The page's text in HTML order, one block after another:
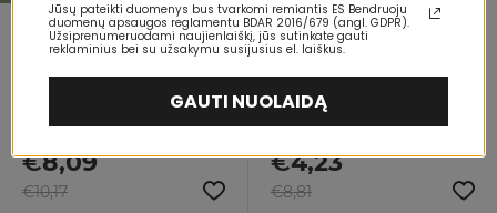
Jigott Collagen Ultimate Real
Collagen Cream, 150 ml
€8,09
€10,17
VT COSMETICS CICA Spot Patch
€4,23
€8,81
Jūsų pateikti duomenys bus tvarkomi remiantis ES Bendruoju
duomenų apsaugos reglamentu BDAR 2016/679 (angl. GDPR).
Užsiprenumeruodami naujienlaiškį, jūs sutinkate gauti
reklaminius bei su užsakymu susijusius el. laiškus.
GAUTI NUOLAIDĄ